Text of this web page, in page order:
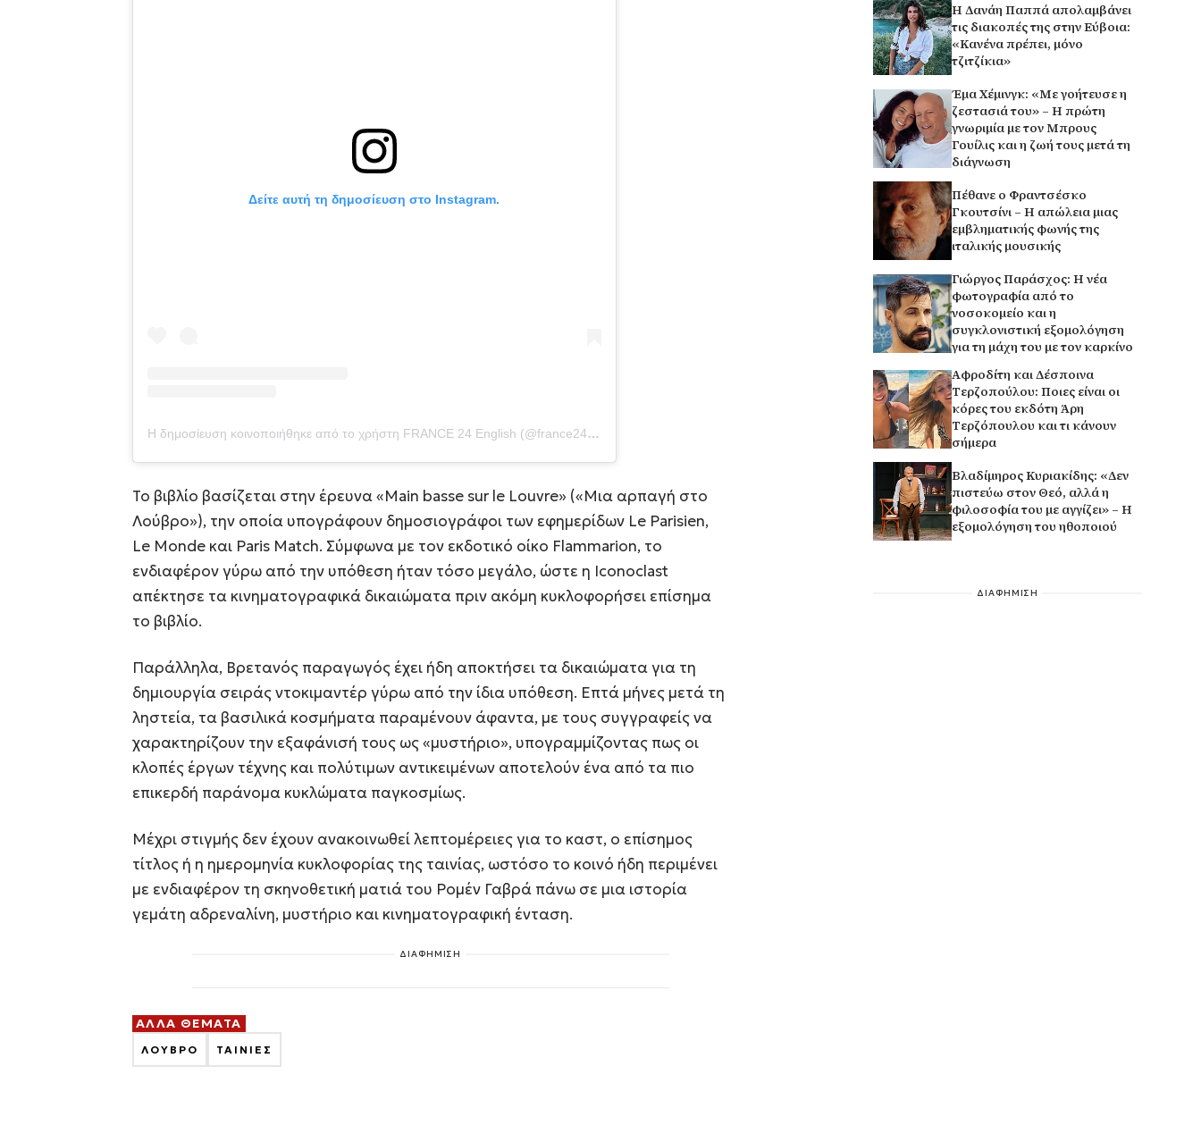
Δείτε αυτή τη δημοσίευση στο Instagram.
Η δημοσίευση κοινοποιήθηκε από το χρήστη FRANCE 24 English (@france24_en)
Το βιβλίο βασίζεται στην έρευνα «Main basse sur le Louvre» («Μια αρπαγή στο
Λούβρο»), την οποία υπογράφουν δημοσιογράφοι των εφημερίδων Le Parisien,
Le Monde και Paris Match. Σύμφωνα με τον εκδοτικό οίκο Flammarion, το
ενδιαφέρον γύρω από την υπόθεση ήταν τόσο μεγάλο, ώστε η Iconoclast
απέκτησε τα κινηματογραφικά δικαιώματα πριν ακόμη κυκλοφορήσει επίσημα
το βιβλίο.
Παράλληλα, Βρετανός παραγωγός έχει ήδη αποκτήσει τα δικαιώματα για τη
δημιουργία σειράς ντοκιμαντέρ γύρω από την ίδια υπόθεση. Επτά μήνες μετά τη
ληστεία, τα βασιλικά κοσμήματα παραμένουν άφαντα, με τους συγγραφείς να
χαρακτηρίζουν την εξαφάνισή τους ως «μυστήριο», υπογραμμίζοντας πως οι
κλοπές έργων τέχνης και πολύτιμων αντικειμένων αποτελούν ένα από τα πιο
επικερδή παράνομα κυκλώματα παγκοσμίως.
Μέχρι στιγμής δεν έχουν ανακοινωθεί λεπτομέρειες για το καστ, ο επίσημος
τίτλος ή η ημερομηνία κυκλοφορίας της ταινίας, ωστόσο το κοινό ήδη περιμένει
με ενδιαφέρον τη σκηνοθετική ματιά του Ρομέν Γαβρά πάνω σε μια ιστορία
γεμάτη αδρεναλίνη, μυστήριο και κινηματογραφική ένταση.
ΔΙΑΦΗΜΙΣΗ
ΑΛΛΑ ΘΕΜΑΤΑ
ΛΟΥΒΡΟ ΤΑΙΝΙΕΣ
Η Δανάη Παππά απολαμβάνει
τις διακοπές της στην Εύβοια:
«Κανένα πρέπει, μόνο
τζιτζίκια»
Έμα Χέμινγκ: «Με γοήτευσε η
ζεστασιά του» – Η πρώτη
γνωριμία με τον Μπρους
Γουίλις και η ζωή τους μετά τη
διάγνωση
Πέθανε ο Φραντσέσκο
Γκουτσίνι – Η απώλεια μιας
εμβληματικής φωνής της
ιταλικής μουσικής
Γιώργος Παράσχος: Η νέα
φωτογραφία από το
νοσοκομείο και η
συγκλονιστική εξομολόγηση
για τη μάχη του με τον καρκίνο
Αφροδίτη και Δέσποινα
Τερζοπούλου: Ποιες είναι οι
κόρες του εκδότη Άρη
Τερζόπουλου και τι κάνουν
σήμερα
Βλαδίμηρος Κυριακίδης: «Δεν
πιστεύω στον Θεό, αλλά η
φιλοσοφία του με αγγίζει» – Η
εξομολόγηση του ηθοποιού
ΔΙΑΦΗΜΙΣΗ